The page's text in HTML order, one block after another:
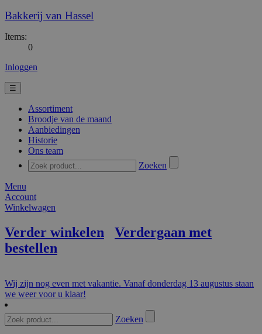
Bakkerij van Hassel
Items:
0
Inloggen
☰
Assortiment
Broodje van de maand
Aanbiedingen
Historie
Ons team
Zoeken
Menu
Account
Winkelwagen
Verder winkelen
Verdergaan met
bestellen
Wij zijn nog even met vakantie. Vanaf donderdag 13 augustus staan
we weer voor u klaar!
Zoeken